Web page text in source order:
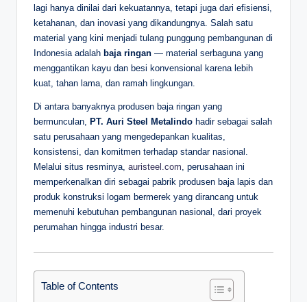
lagi hanya dinilai dari kekuatannya, tetapi juga dari efisiensi,
ketahanan, dan inovasi yang dikandungnya. Salah satu
material yang kini menjadi tulang punggung pembangunan di
Indonesia adalah baja ringan — material serbaguna yang
menggantikan kayu dan besi konvensional karena lebih
kuat, tahan lama, dan ramah lingkungan.
Di antara banyaknya produsen baja ringan yang
bermunculan,
PT. Auri Steel Metalindo hadir sebagai salah
satu perusahaan yang mengedepankan kualitas,
konsistensi, dan komitmen terhadap standar nasional.
Melalui situs resminya, auristeel.com , perusahaan ini
memperkenalkan diri sebagai pabrik produsen baja lapis dan
produk konstruksi logam bermerek yang dirancang untuk
memenuhi kebutuhan pembangunan nasional, dari proyek
perumahan hingga industri besar.
Table of Contents